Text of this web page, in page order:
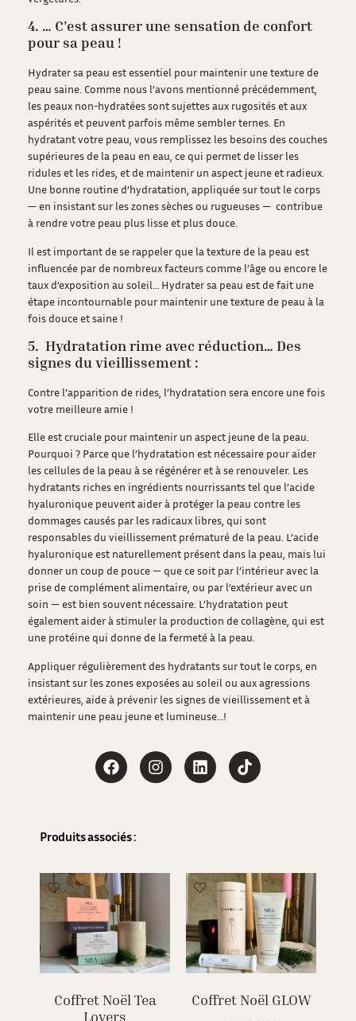
4. … C’est assurer une sensation de confort
pour sa peau !
Hydrater sa peau est essentiel pour maintenir une texture de
peau saine. Comme nous l’avons mentionné précédemment,
les peaux non-hydratées sont sujettes aux rugosités et aux
aspérités et peuvent parfois même sembler ternes. En
hydratant votre peau, vous remplissez les besoins des couches
supérieures de la peau en eau, ce qui permet de lisser les
ridules et les rides, et de maintenir un aspect jeune et radieux.
Une bonne routine d’hydratation, appliquée sur tout le corps
— en insistant sur les zones sèches ou rugueuses — contribue
à rendre votre peau plus lisse et plus douce.
Il est important de se rappeler que la texture de la peau est
influencée par de nombreux facteurs comme l’âge ou encore le
taux d’exposition au soleil… Hydrater sa peau est de fait une
étape incontournable pour maintenir une texture de peau à la
fois douce et saine !
5. Hydratation rime avec réduction… Des
signes du vieillissement :
Contre l’apparition de rides, l’hydratation sera encore une fois
votre meilleure amie !
Elle est cruciale pour maintenir un aspect jeune de la peau.
Pourquoi ? Parce que l’hydratation est nécessaire pour aider
les cellules de la peau à se régénérer et à se renouveler. Les
hydratants riches en ingrédients nourrissants tel que l’acide
hyaluronique peuvent aider à protéger la peau contre les
dommages causés par les radicaux libres, qui sont
responsables du vieillissement prématuré de la peau. L’acide
hyaluronique est naturellement présent dans la peau, mais lui
donner un coup de pouce — que ce soit par l’intérieur avec la
prise de complément alimentaire, ou par l’extérieur avec un
soin — est bien souvent nécessaire. L’hydratation peut
également aider à stimuler la production de collagène, qui est
une protéine qui donne de la fermeté à la peau.
Appliquer régulièrement des hydratants sur tout le corps, en
insistant sur les zones exposées au soleil ou aux agressions
extérieures, aide à prévenir les signes de vieillissement et à
maintenir une peau jeune et lumineuse…!
Produits associés :
Coffret Noël Tea
Lovers
Coffret Noël GLOW